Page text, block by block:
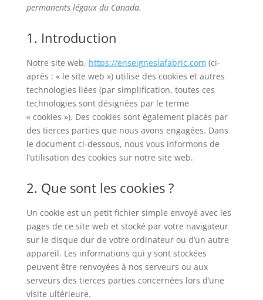
permanents légaux du Canada.
1. Introduction
Notre site web, https://enseigneslafabric.com (ci-
après : « le site web ») utilise des cookies et autres
technologies liées (par simplification, toutes ces
technologies sont désignées par le terme
« cookies »). Des cookies sont également placés par
des tierces parties que nous avons engagées. Dans
le document ci-dessous, nous vous informons de
l’utilisation des cookies sur notre site web.
2. Que sont les cookies ?
Un cookie est un petit fichier simple envoyé avec les
pages de ce site web et stocké par votre navigateur
sur le disque dur de votre ordinateur ou d’un autre
appareil. Les informations qui y sont stockées
peuvent être renvoyées à nos serveurs ou aux
serveurs des tierces parties concernées lors d’une
visite ultérieure.